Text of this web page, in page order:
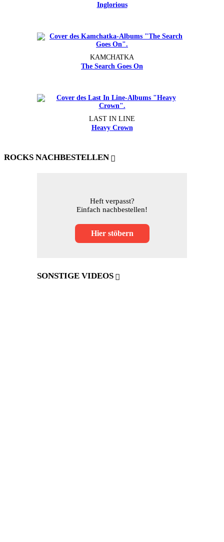
Inglorious
KAMCHATKA
The Search Goes On
LAST IN LINE
Heavy Crown
ROCKS NACHBESTELLEN
Heft verpasst?
Einfach nachbestellen!
Hier stöbern
SONSTIGE VIDEOS